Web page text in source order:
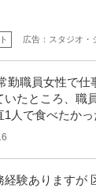
広告：スタジオ・
勤職員女性で仕
たところ、職
人で食べたかっ
験ありますが